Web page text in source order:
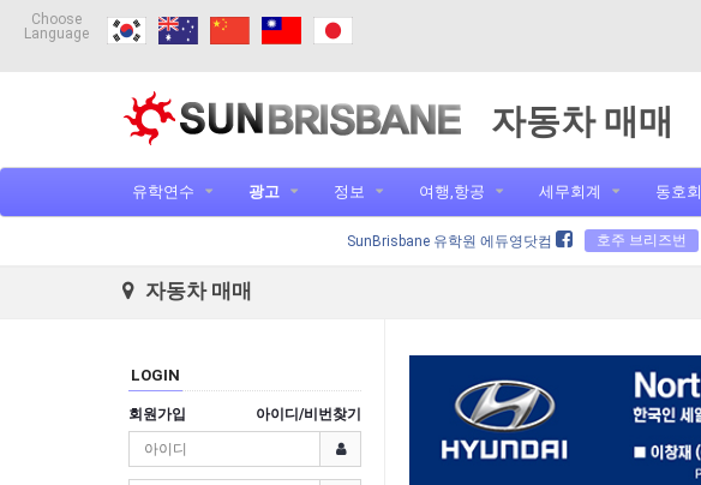
Choose
Language
자동차 매매
유학연수 광고 정보 여행,항공 세무회계 동호회
SunBrisbane 유학원 에듀영닷컴 호주 브리즈번
자동차 매매
LOGIN
회원가입 아이디/비번찾기